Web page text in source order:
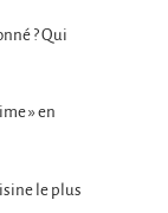
? Qui
» en
le plus